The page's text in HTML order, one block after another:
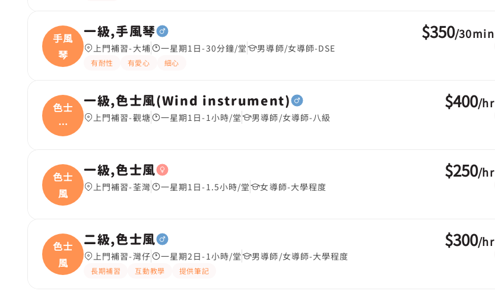
手風
琴
一級,手風琴
上門補習-大埔 一星期1日-30分鐘/堂 男導師/女導師-DSE
有耐性 有愛心 細心
$350/30min
色士
風
(W
一級,色士風(Wind instrument)
上門補習-觀塘 一星期1日-1小時/堂 男導師/女導師-八級
$400/hr
色士
風
一級,色士風
上門補習-荃灣 一星期1日-1.5小時/堂 女導師-大學程度
$250/hr
色士
風
二級,色士風
上門補習-灣仔 一星期2日-1小時/堂 男導師/女導師-大學程度
長期補習 互動教學 提供筆記
$300/hr